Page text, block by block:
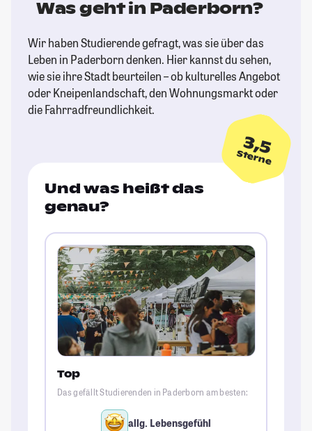
Was geht in Paderborn?
Wir haben Studierende gefragt, was sie über das
Leben in Paderborn denken. Hier kannst du sehen,
wie sie ihre Stadt beurteilen – ob kulturelles Angebot
oder Kneipenlandschaft, den Wohnungsmarkt oder
die Fahrradfreundlichkeit.
3,5
Sterne
Und was heißt das
genau?
Top
Das gefällt Studierenden in Paderborn am besten:
allg. Lebensgefühl